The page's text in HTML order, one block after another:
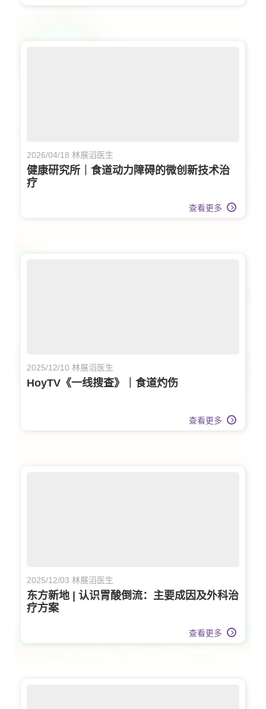
2026/04/18 林展滔医生
健康研究所｜食道动力障碍的微创新技术治
疗
查看更多
2025/12/10 林展滔医生
HoyTV《一线搜查》｜食道灼伤
查看更多
2025/12/03 林展滔医生
东方新地 | 认识胃酸倒流：主要成因及外科治
疗方案
查看更多